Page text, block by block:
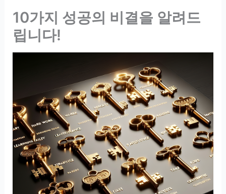
10가지 성공의 비결을 알려드
립니다!